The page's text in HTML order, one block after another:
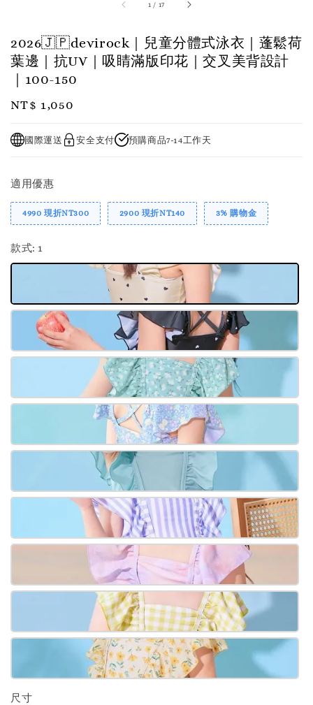
1 / 17
2026🇯🇵devirock｜兒童分體式泳衣｜蓬鬆荷
葉邊｜抗UV｜吸睛滿版印花｜交叉美背設計
｜100-150
Regular
NT$ 1,050
國際運送 安全支付 預購商品7-14工作天
適用優惠
4990 現折NT300 2900 現折NT140 3% 購物金
款式: 1
尺寸